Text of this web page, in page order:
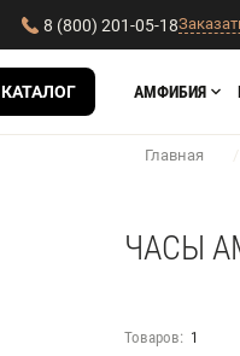
8 (800) 201-05-18
КАТАЛОГ АМФИБИЯ
Главная /
ЧАСЫ
Товаров: 1